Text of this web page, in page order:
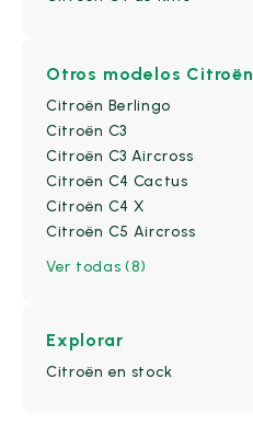
(0)
Oro
(0)
Oscuro
(0)
Otros
(0)
Plata
Plateado
(1)
Rojo
Otros modelos Citroën
Citroën Berlingo
Citroën C3
Citroën C3 Aircross
Citroën C4 Cactus
Citroën C4 X
Citroën C5 Aircross
Ver todas (8)
Explorar
Citroën en stock